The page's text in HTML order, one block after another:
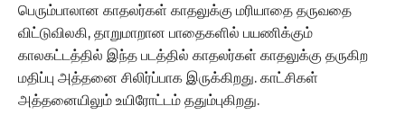
பெரும்பாலான காதலர்கள் காதலுக்கு மரியாதை தருவதை
விட்டுவிலகி, தாறுமாறான பாதைகளில் பயணிக்கும்
காலகட்டத்தில் இந்த படத்தில் காதலர்கள் காதலுக்கு தருகிற
மதிப்பு அத்தனை சிலிர்ப்பாக இருக்கிறது. காட்சிகள்
அத்தனையிலும் உயிரோட்டம் ததும்புகிறது.